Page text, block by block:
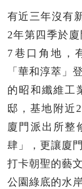
有近三年沒有
2年第四季於
7巷口角地，
「華和淳萃」
的昭和纖維工
邸，基地附近
廈門派出所整
肆」，更讓廈
打卡朝聖的藝
公園綠底的水